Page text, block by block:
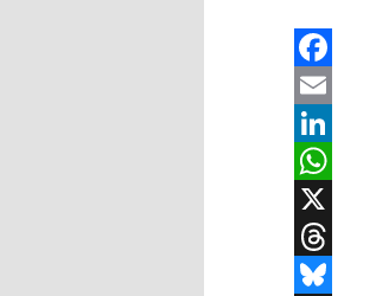
Facebook
Email
LinkedIn
WhatsApp
X
Threads